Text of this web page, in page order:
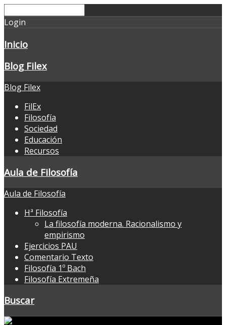
Login
Inicio
Blog Filex
Blog Filex
FilEx
Filosofía
Sociedad
Educación
Recursos
Aula de Filosofía
Aula de Filosofía
Hª Filosofía
La filosofía moderna. Racionalismo y
empirismo
Ejercicios PAU
Comentario Texto
Filosofía 1º Bach
Filosofía Extremeña
Buscar